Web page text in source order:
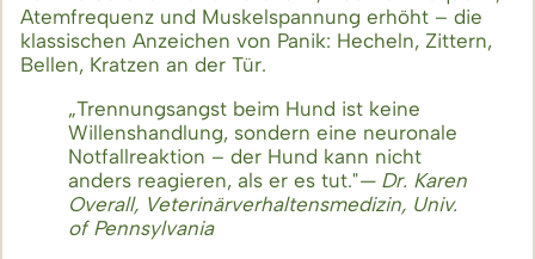
Atemfrequenz und Muskelspannung erhöht – die
klassischen Anzeichen von Panik: Hecheln, Zittern,
Bellen, Kratzen an der Tür.
„Trennungsangst beim Hund ist keine
Willenshandlung, sondern eine neuronale
Notfallreaktion – der Hund kann nicht
anders reagieren, als er es tut."— Dr. Karen
Overall, Veterinärverhaltensmedizin, Univ.
of Pennsylvania